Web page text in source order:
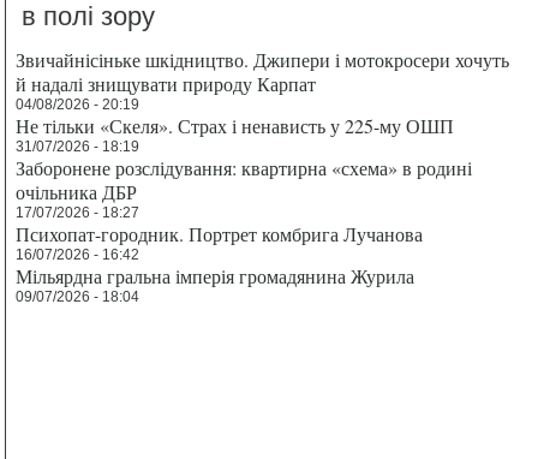
в полі зору
Звичайнісіньке шкідництво. Джипери і мотокросери хочуть
й надалі знищувати природу Карпат
04/08/2026 - 20:19
Не тільки «Скеля». Страх і ненависть у 225-му ОШП
31/07/2026 - 18:19
Заборонене розслідування: квартирна «схема» в родині
очільника ДБР
17/07/2026 - 18:27
Психопат-городник. Портрет комбрига Лучанова
16/07/2026 - 16:42
Мільярдна гральна імперія громадянина Журила
09/07/2026 - 18:04